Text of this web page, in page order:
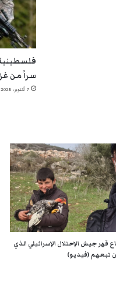
سراً من
7 أكتوبر، 2025
قهر جيش الإحتلال الإسرائيلي الذي
تبعهم (فيديو)